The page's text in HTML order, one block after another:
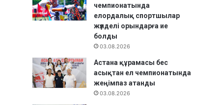
чемпионатында
елордалық спортшылар
жүлделі орындарға ие
болды
03.08.2026
Астана құрамасы бес
асықтан ел чемпионатында
жеңімпаз атанды
03.08.2026